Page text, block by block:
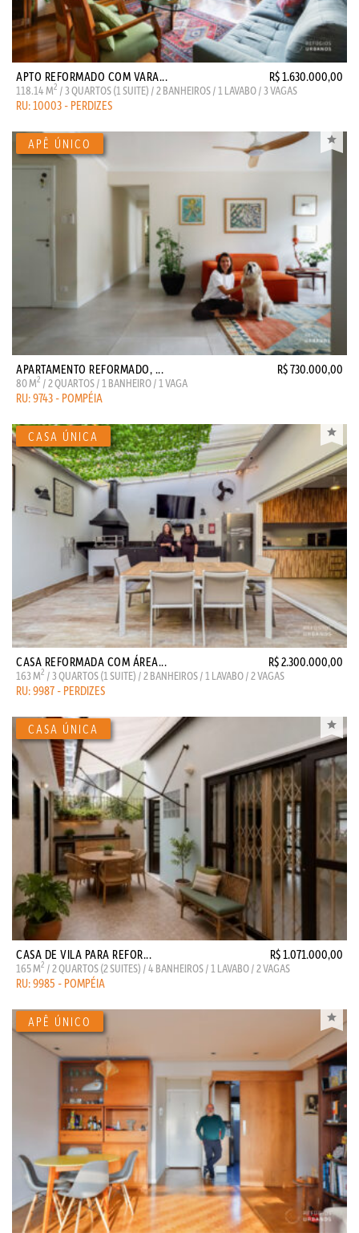
APTO REFORMADO COM VARA... R$ 1.630.000,00
118.14 M2 / 3 QUARTOS (1 SUITE) / 2 BANHEIROS / 1 LAVABO / 3 VAGAS
RU: 10003 - PERDIZES
APARTAMENTO REFORMADO, ... R$ 730.000,00
80 M2 / 2 QUARTOS / 1 BANHEIRO / 1 VAGA
RU: 9743 - POMPÉIA
CASA REFORMADA COM ÁREA... R$ 2.300.000,00
163 M2 / 3 QUARTOS (1 SUITE) / 2 BANHEIROS / 1 LAVABO / 2 VAGAS
RU: 9987 - PERDIZES
CASA DE VILA PARA REFOR... R$ 1.071.000,00
165 M2 / 2 QUARTOS (2 SUITES) / 4 BANHEIROS / 1 LAVABO / 2 VAGAS
RU: 9985 - POMPÉIA